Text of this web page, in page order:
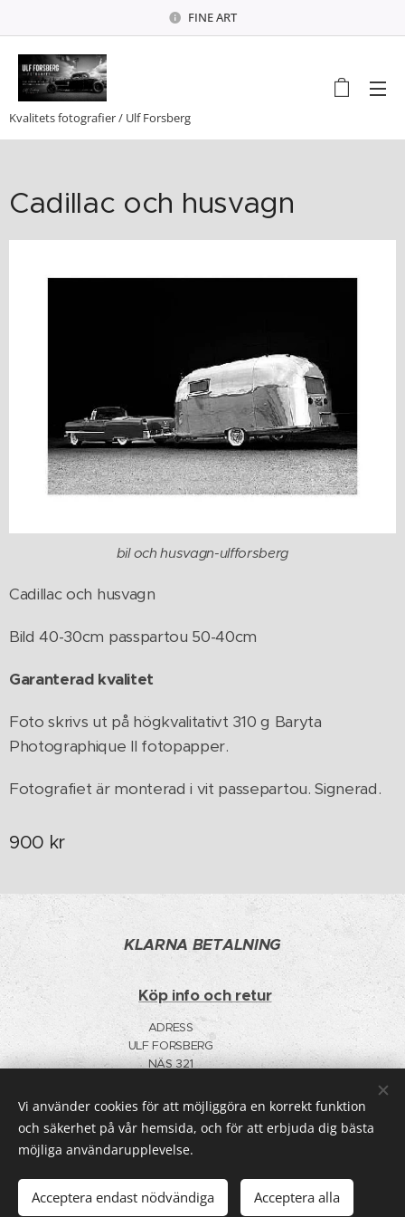
FINE ART
Kvalitets fotografier / Ulf Forsberg
Cadillac och husvagn
bil och husvagn-ulfforsberg
Cadillac och husvagn
Bild 40-30cm passpartou 50-40cm
Garanterad kvalitet
Foto skrivs ut på högkvalitativt 310 g Baryta
Photographique II fotopapper.
Fotografiet är monterad i vit passepartou. Signerad.
900 kr
Lägg i kundvagnen
KLARNA BETALNING
Köp info och retur
ADRESS
ULF FORSBERG
NÄS 321
F-SKATT
TELE 0706006952
Vi använder cookies för att möjliggöra en korrekt funktion
och säkerhet på vår hemsida, och för att erbjuda dig bästa
möjliga användarupplevelse.
Acceptera endast nödvändiga Acceptera alla